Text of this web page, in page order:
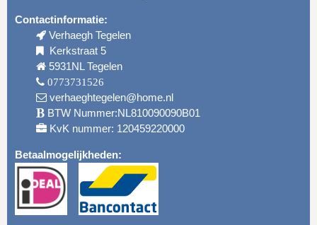
Contactinformatie:
Verhaegh Tegelen
Kerkstraat 5
5931NL Tegelen
0773731526
verhaeghtegelen@home.nl
BTW Nummer:NL810090090B01
KvK nummer: 120459220000
Betaalmogelijkheden: